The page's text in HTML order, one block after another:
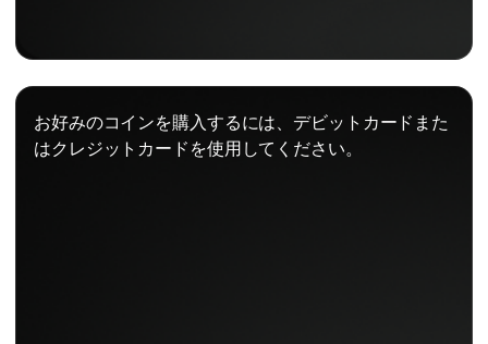
お好みのコインを購入するには、デビットカードまた
はクレジットカードを使用してください。